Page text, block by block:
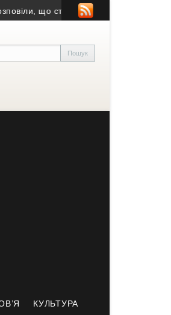
що сталося • Мама з молитвою
КУЛЬТУРА